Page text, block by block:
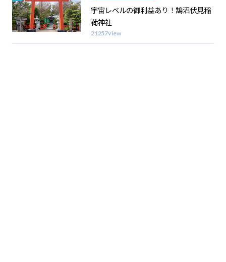
宇宙レベルの御利益あり！鵠沼伏見稲
荷神社
21257view